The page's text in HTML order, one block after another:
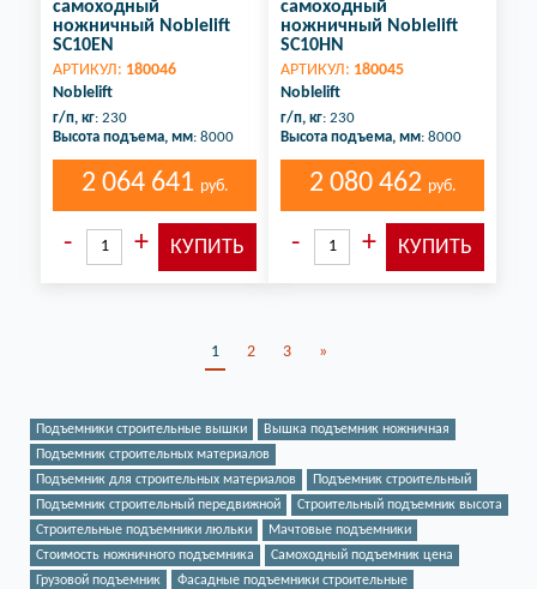
самоходный
ножничный Noblelift
SC10EN
АРТИКУЛ: 180046
Noblelift
г/п, кг: 230
Высота подъема, мм: 8000
2 064 641 руб.
самоходный
ножничный Noblelift
SC10HN
АРТИКУЛ: 180045
Noblelift
г/п, кг: 230
Высота подъема, мм: 8000
2 080 462 руб.
1 2 3 »
Подъемники строительные вышки
Вышка подъемник ножничная
Подъемник строительных материалов
Подъемник для строительных материалов
Подъемник строительный
Подъемник строительный передвижной
Строительный подъемник высота
Строительные подъемники люльки
Мачтовые подъемники
Стоимость ножничного подъемника
Самоходный подъемник цена
Грузовой подъемник
Фасадные подъемники строительные